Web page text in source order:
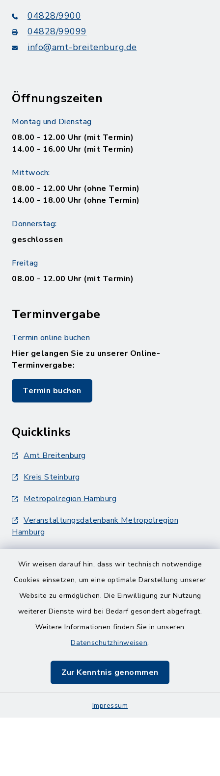
Wir weisen darauf hin, dass wir technisch notwendige
Cookies einsetzen, um eine optimale Darstellung unserer
Website zu ermöglichen. Die Einwilligung zur Nutzung
weiterer Dienste wird bei Bedarf gesondert abgefragt.
Weitere Informationen finden Sie in unseren
Datenschutzhinweisen.
Zur Kenntnis genommen
Impressum
04828/9900
04828/99099
info@amt-breitenburg.de
Öffnungszeiten
Montag und Dienstag
08.00 - 12.00 Uhr (mit Termin)
14.00 - 16.00 Uhr (mit Termin)
Mittwoch:
08.00 - 12.00 Uhr (ohne Termin)
14.00 - 18.00 Uhr (ohne Termin)
Donnerstag:
geschlossen
Freitag
08.00 - 12.00 Uhr (mit Termin)
Terminvergabe
Termin online buchen
Hier gelangen Sie zu unserer Online-
Terminvergabe:
Termin buchen
Quicklinks
Amt Breitenburg
Kreis Steinburg
Metropolregion Hamburg
Veranstaltungsdatenbank Metropolregion
Hamburg
Barrierefreiheit
Impressum
Sitemap